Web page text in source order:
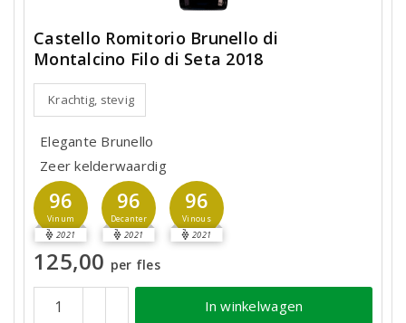
Castello Romitorio Brunello di
Montalcino Filo di Seta 2018
Krachtig, stevig
Elegante Brunello
Zeer kelderwaardig
96
Vinum
2021
96
Decanter
2021
96
Vinous
2021
125,00 per fles
In winkelwagen